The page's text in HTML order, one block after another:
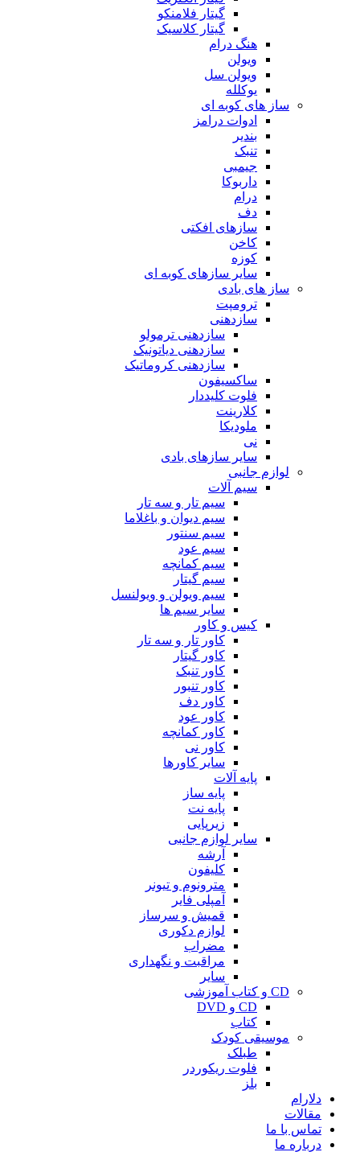
گیتار فلامنکو
گیتار کلاسیک
هنگ درام
ویولن
ویولن سل
یوکلله
ساز های کوبه ای
ادوات درامز
بندیر
تنبک
جیمبی
داربوکا
درام
دف
سازهای افکتی
کاخن
کوزه
سایر سازهای کوبه ای
ساز های بادی
ترومپت
سازدهنی
سازدهنی ترمولو
سازدهنی دیاتونیک
سازدهنی کروماتیک
ساکسیفون
فلوت کلیددار
کلارینت
ملودیکا
نی
سایر سازهای بادی
لوازم جانبی
سیم آلات
سیم تار و سه تار
سیم دیوان و باغلاما
سیم سنتور
سیم عود
سیم کمانچه
سیم گیتار
سیم ویولن و ویولنسل
سایر سیم ها
کیس و کاور
کاور تار و سه تار
کاور گیتار
کاور تنبک
کاور تنبور
کاور دف
کاور عود
کاور کمانچه
کاور نی
سایر کاورها
پایه آلات
پایه ساز
پایه نت
زیرپایی
سایر لوازم جانبی
آرشه
کلیفون
مترونوم و تیونر
آمپلی فایر
قمیش و سرساز
لوازم دکوری
مضراب
مراقبت و نگهداری
سایر
CD و کتاب آموزشی
CD و DVD
کتاب
موسیقی کودک
طبلک
فلوت ریکوردر
بلز
دلارام
مقالات
تماس با ما
درباره ما